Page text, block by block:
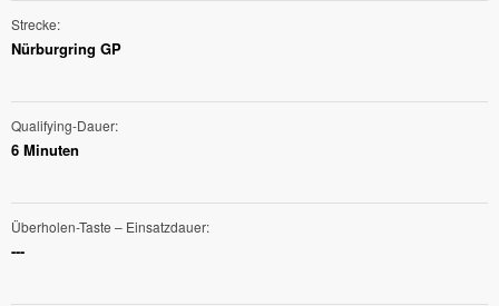
Strecke
Nürburgring GP
Qualifying-Dauer
6 Minuten
Überholen-Taste – Einsatzdauer
---